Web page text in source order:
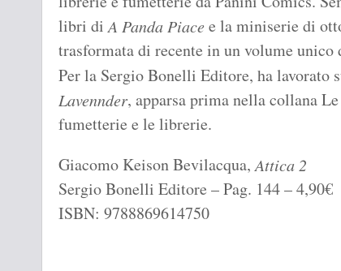
libri di A Panda Piace e la miniserie di
trasformata di recente in un volume
Per la Sergio Bonelli Editore, ha lavorato
Lavennder, apparsa prima nella collana
fumetterie e le librerie.
Giacomo Keison Bevilacqua, Attica 2
Sergio Bonelli Editore – Pag. 144 – 4,90€
ISBN: 9788869614750